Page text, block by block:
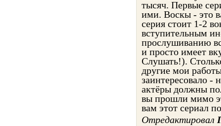
тысяч. Первые
ими. Воскы - это
серия стоит 1-2
вступительным
прослушиванию
и просто имеет
Слушать!).
другие мои
заинтересовало -
актёры должны
вы прошли мимо
вам этот сериал
Отредактировал